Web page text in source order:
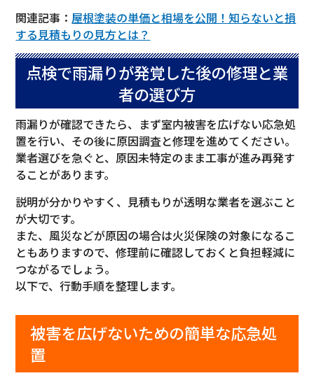
関連記事： 屋根塗装の単価と相場を公開！知らないと損
する見積もりの見方とは？
点検で雨漏りが発覚した後の修理と業
者の選び方
雨漏りが確認できたら、まず室内被害を広げない応急処
置を行い、その後に原因調査と修理を進めてください。
業者選びを急ぐと、原因未特定のまま工事が進み再発す
ることがあります。
説明が分かりやすく、見積もりが透明な業者を選ぶこと
が大切です。
また、風災などが原因の場合は火災保険の対象になるこ
ともありますので、修理前に確認しておくと負担軽減に
つながるでしょう。
以下で、行動手順を整理します。
被害を広げないための簡単な応急処
置